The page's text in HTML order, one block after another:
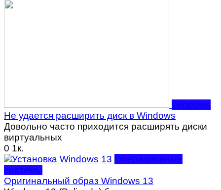
Windows
Не удается расширить диск в Windows
Довольно часто приходится расширять диски
виртуальных
0 1к.
Операционные
системы
Оригинальный образ Windows 13